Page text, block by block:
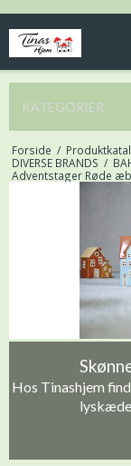
KATEGORIER
Forside /
DIVERSE BRANDS /
Adventstager Røde
Hos Tinashjem